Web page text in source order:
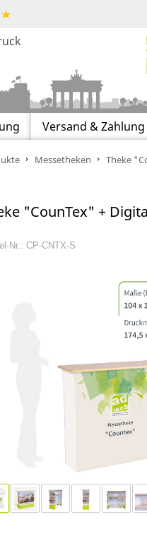
Versand & Zahlung
Messetheken Theke
"CounTex" +
Nr.: CP-CNTX-S